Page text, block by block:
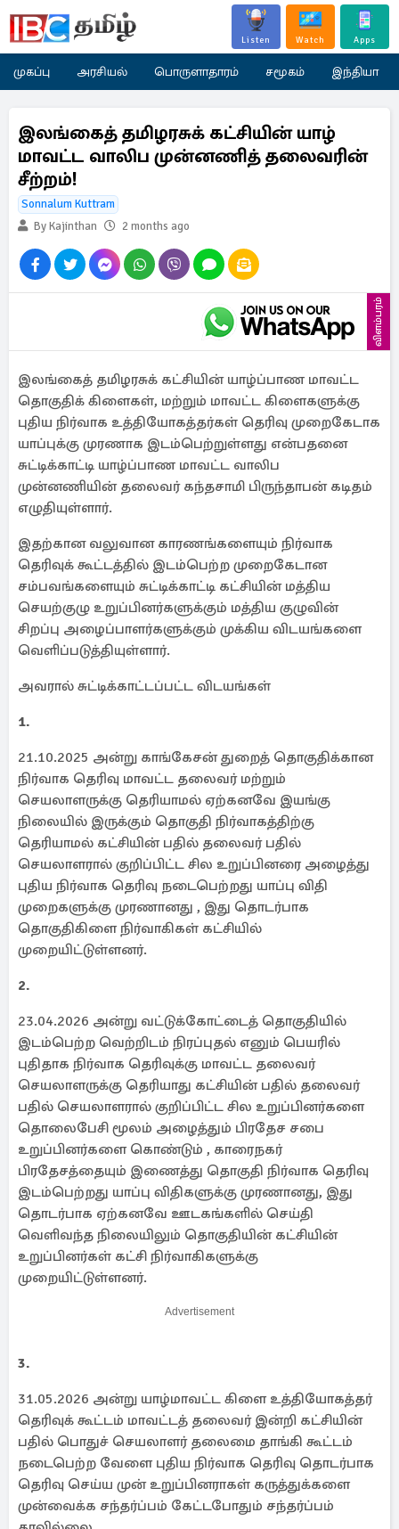
Listen Watch Apps
முகப்பு அரசியல் பொருளாதாரம் சமூகம் இந்தியா
இலங்கைத் தமிழரசுக் கட்சியின் யாழ்
மாவட்ட வாலிப முன்னணித் தலைவரின்
சீற்றம்!
Sonnalum Kuttram
By Kajinthan
2 months ago
விளம்பரம்
இலங்கைத் தமிழரசுக் கட்சியின் யாழ்ப்பாண மாவட்ட
தொகுதிக் கிளைகள், மற்றும் மாவட்ட கிளைகளுக்கு
புதிய நிர்வாக உத்தியோகத்தர்கள் தெரிவு முறைகேடாக
யாப்புக்கு முரணாக இடம்பெற்றுள்ளது என்பதனை
சுட்டிக்காட்டி யாழ்ப்பாண மாவட்ட வாலிப
முன்னணியின் தலைவர் கந்தசாமி பிருந்தாபன் கடிதம்
எழுதியுள்ளார்.
இதற்கான வலுவான காரணங்களையும் நிர்வாக
தெரிவுக் கூட்டத்தில் இடம்பெற்ற முறைகேடான
சம்பவங்களையும் சுட்டிக்காட்டி கட்சியின் மத்திய
செயற்குழு உறுப்பினர்களுக்கும் மத்திய குழுவின்
சிறப்பு அழைப்பாளர்களுக்கும் முக்கிய விடயங்களை
வெளிப்படுத்தியுள்ளார்.
அவரால் சுட்டிக்காட்டப்பட்ட விடயங்கள்
1.
21.10.2025 அன்று காங்கேசன் துறைத் தொகுதிக்கான
நிர்வாக தெரிவு மாவட்ட தலைவர் மற்றும்
செயலாளருக்கு தெரியாமல் ஏற்கனவே இயங்கு
நிலையில் இருக்கும் தொகுதி நிர்வாகத்திற்கு
தெரியாமல் கட்சியின் பதில் தலைவர் பதில்
செயலாளரால் குறிப்பிட்ட சில உறுப்பினரை அழைத்து
புதிய நிர்வாக தெரிவு நடைபெற்றது யாப்பு விதி
முறைகளுக்கு முரணானது , இது தொடர்பாக
தொகுதிகிளை நிர்வாகிகள் கட்சியில்
முறையிட்டுள்ளனர்.
2.
23.04.2026 அன்று வட்டுக்கோட்டைத் தொகுதியில்
இடம்பெற்ற வெற்றிடம் நிரப்புதல் எனும் பெயரில்
புதிதாக நிர்வாக தெரிவுக்கு மாவட்ட தலைவர்
செயலாளருக்கு தெரியாது கட்சியின் பதில் தலைவர்
பதில் செயலாளரால் குறிப்பிட்ட சில உறுப்பினர்களை
தொலைபேசி மூலம் அழைத்தும் பிரதேச சபை
உறுப்பினர்களை கொண்டும் , காரைநகர்
பிரதேசத்தையும் இணைத்து தொகுதி நிர்வாக தெரிவு
இடம்பெற்றது யாப்பு விதிகளுக்கு முரணானது, இது
தொடர்பாக ஏற்கனவே ஊடகங்களில் செய்தி
வெளிவந்த நிலையிலும் தொகுதியின் கட்சியின்
உறுப்பினர்கள் கட்சி நிர்வாகிகளுக்கு
முறையிட்டுள்ளனர்.
Advertisement
3.
31.05.2026 அன்று யாழ்மாவட்ட கிளை உத்தியோகத்தர்
தெரிவுக் கூட்டம் மாவட்டத் தலைவர் இன்றி கட்சியின்
பதில் பொதுச் செயலாளர் தலைமை தாங்கி கூட்டம்
நடைபெற்ற வேளை புதிய நிர்வாக தெரிவு தொடர்பாக
தெரிவு செய்ய முன் உறுப்பினராகள் கருத்துக்களை
முன்வைக்க சந்தர்ப்பம் கேட்டபோதும் சந்தர்ப்பம்